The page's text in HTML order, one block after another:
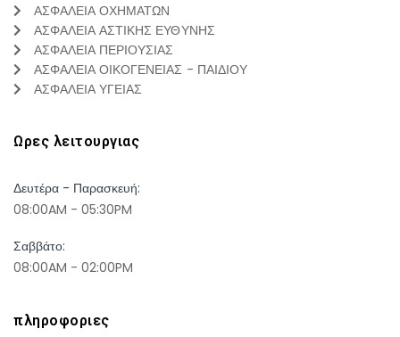
ΑΣΦΑΛΕΙΑ ΟΧΗΜΑΤΩΝ
ΑΣΦΑΛΕΙΑ ΑΣΤΙΚΗΣ ΕΥΘΥΝΗΣ
ΑΣΦΑΛΕΙΑ ΠΕΡΙΟΥΣΙΑΣ
ΑΣΦΑΛΕΙΑ ΟΙΚΟΓΕΝΕΙΑΣ - ΠΑΙΔΙΟΥ
ΑΣΦΑΛΕΙΑ ΥΓΕΙΑΣ
Ωρες λειτουργιας
Δευτέρα - Παρασκευή:
08:00AM - 05:30PM
Σαββάτο:
08:00AM - 02:00PM
πληροφοριες